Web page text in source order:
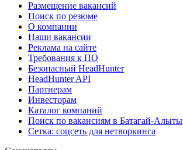
Размещение вакансий
Поиск по резюме
О компании
Наши вакансии
Реклама на сайте
Требования к ПО
Безопасный HeadHunter
HeadHunter API
Партнерам
Инвесторам
Каталог компаний
Поиск по вакансиям в Батагай-Алыты
Сетка: соцсеть для нетворкинга